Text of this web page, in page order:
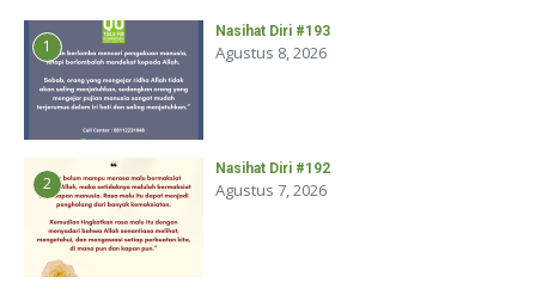
1
Nasihat Diri #193
Agustus 8, 2026
2
Nasihat Diri #192
Agustus 7, 2026